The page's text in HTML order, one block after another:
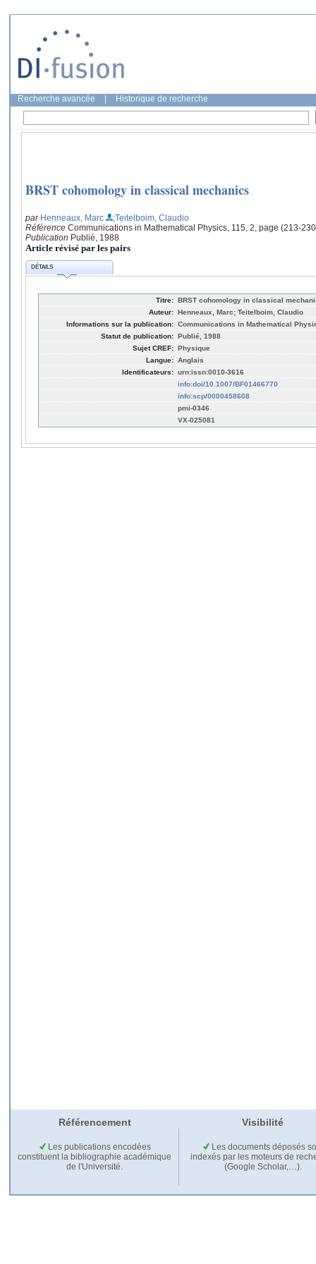
Recherche avancée Historique de recherche
BRST cohomology in classical mechanics
par Henneaux, Marc
;Teitelboim, Claudio
Référence Communications in Mathematical Physics, 115, 2, page (213-
Publication Publié, 1988
Article révisé par les pairs
DÉTAILS
Titre: BRST cohomology in classical
Auteur: Henneaux, Marc; Teitelboim, Claudio
Informations sur la publication: Communications in Mathematical
Statut de publication: Publié, 1988
Sujet CREF: Physique
Langue: Anglais
Identificateurs: urn:issn:0010-3616
info:doi/10.1007/BF01466770
info:scp/0000458608
pmi-0346
VX-025081
Référencement Visibilité
Les publications encodées
constituent la bibliographie académique
de l'Université.
Les documents déposés
indexés par les moteurs de
(Google Scholar,…).